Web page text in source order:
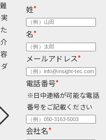
統合・管理・配信
リューション
データマスキングソフトウェア
データベース監査
ソフトウェア
用コンサルティング・データ統合コンサルティ
キーワードから探す
キーワードに関連する製品
SQLテスト
クラウド移行
テストデータ作成
ディザスタリカバリ
製造業
情報通信業
公共
運輸・物流業
Insight PISO
Qlik データ統合
姓*
名*
メールアドレス*
電話番号*
※日中連絡が可能な電話
番号をご記載ください
会社名*